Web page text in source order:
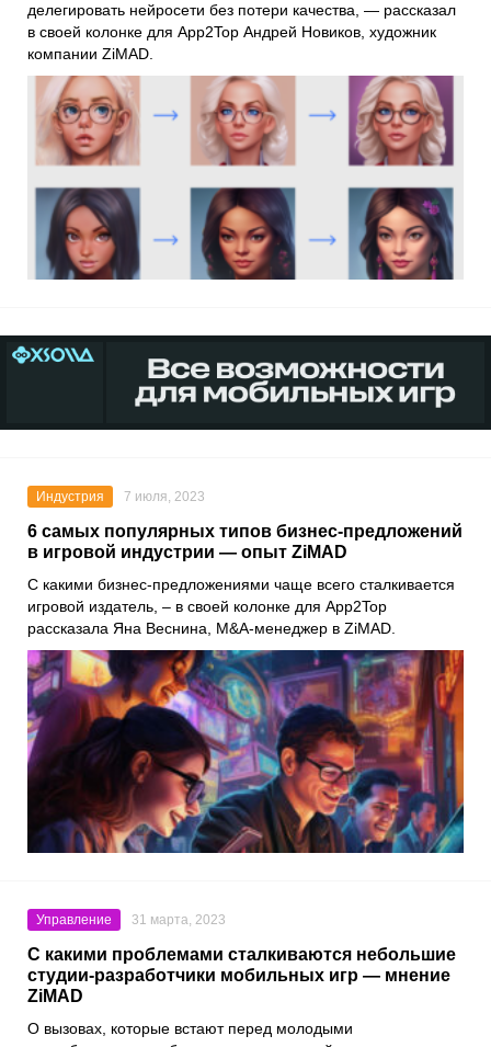
делегировать нейросети без потери качества, — рассказал
в своей колонке для App2Top Андрей Новиков, художник
компании ZiMAD.
Индустрия 7 июля, 2023
6 самых популярных типов бизнес-предложений
в игровой индустрии — опыт ZiMAD
С какими бизнес-предложениями чаще всего сталкивается
игровой издатель, – в своей колонке для App2Top
рассказала Яна Веснина, M&A-менеджер в ZiMAD
Управление 31 марта, 2023
С какими проблемами сталкиваются небольшие
студии-разработчики мобильных игр — мнение
ZiMAD
О вызовах, которые встают перед молодыми